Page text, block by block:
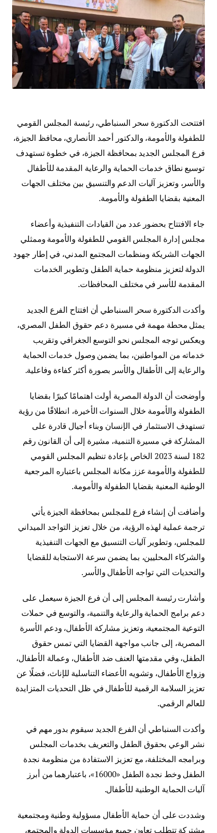
افتتحت الدكتورة سحر السنباطي، رئيسة المجلس القومي
للطفولة والأمومة، والدكتور أحمد الأنصاري، محافظ الجيزة،
فرع المجلس الجديد بمحافظة الجيزة، في خطوة تستهدف
توسيع نطاق خدمات الحماية والرعاية المقدمة للأطفال
والأسر، وتعزيز آليات الدعم والتنسيق بين مختلف الجهات
المعنية بقضايا الطفولة والأمومة.
جاء الافتتاح بحضور عدد من القيادات التنفيذية وأعضاء
مجلس إدارة المجلس القومي للطفولة والأمومة وممثلي
الجهات الشريكة ومنظمات المجتمع المدني، في إطار جهود
الدولة لتعزيز منظومة حماية الطفل وتطوير الخدمات
المقدمة للأسر في مختلف المحافظات.
وأكدت الدكتورة سحر السنباطي أن افتتاح الفرع الجديد
يمثل محطة مهمة في مسيرة دعم حقوق الطفل المصري،
ويعكس توجه المجلس نحو التوسع الجغرافي وتقريب
خدماته من المواطنين، بما يضمن وصول خدمات الحماية
والرعاية إلى الأطفال والأسر بصورة أكثر كفاءة وفاعلية.
وأوضحت أن الدولة المصرية أولت اهتمامًا كبيرًا بقضايا
الطفولة والأمومة خلال السنوات الأخيرة، انطلاقًا من رؤية
تستهدف الاستثمار في الإنسان وبناء أجيال قادرة على
المشاركة في مسيرة التنمية، مشيرة إلى أن القانون رقم
182 لسنة 2023 الخاص بإعادة تنظيم المجلس القومي
للطفولة والأمومة عزز مكانة المجلس باعتباره المرجعية
الوطنية المعنية بقضايا الطفولة والأمومة.
وأضافت أن إنشاء فرع للمجلس بمحافظة الجيزة يأتي
ترجمة عملية لهذه الرؤية، من خلال تعزيز التواجد الميداني
للمجلس، وتطوير آليات التنسيق مع الجهات التنفيذية
والشركاء المحليين، بما يضمن سرعة الاستجابة للقضايا
والتحديات التي تواجه الأطفال والأسر.
وأشارت رئيسة المجلس إلى أن فرع الجيزة سيعمل على
دعم برامج الحماية والرعاية والتنمية، والتوسع في حملات
التوعية المجتمعية، وتعزيز مشاركة الأطفال، ودعم الأسرة
المصرية، إلى جانب مواجهة القضايا التي تمس حقوق
الطفل، وفي مقدمتها العنف ضد الأطفال، وعمالة الأطفال،
وزواج الأطفال، وتشويه الأعضاء التناسلية للإناث، فضلًا عن
تعزيز السلامة الرقمية للأطفال في ظل التحديات المتزايدة
للعالم الرقمي.
وأكدت السنباطي أن الفرع الجديد سيقوم بدور مهم في
نشر الوعي بحقوق الطفل والتعريف بخدمات المجلس
وبرامجه المختلفة، مع تعزيز الاستفادة من منظومة نجدة
الطفل وخط نجدة الطفل «16000»، باعتبارهما من أبرز
آليات الحماية الوطنية للأطفال.
وشددت على أن حماية الأطفال مسؤولية وطنية ومجتمعية
مشتركة تتطلب تعاون جميع مؤسسات الدولة والمجتمع،